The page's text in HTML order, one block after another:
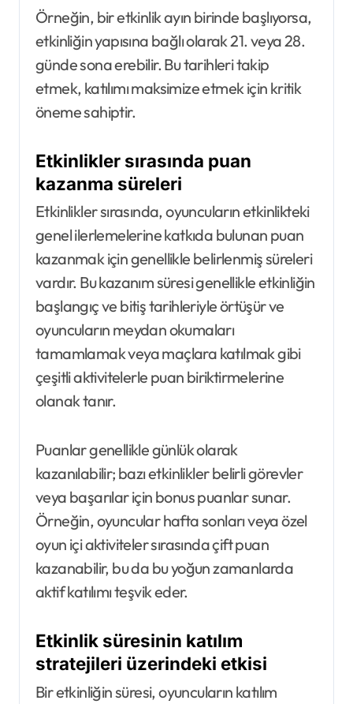
Örneğin, bir etkinlik ayın birinde başlıyorsa,
etkinliğin yapısına bağlı olarak 21. veya 28.
günde sona erebilir. Bu tarihleri takip
etmek, katılımı maksimize etmek için kritik
öneme sahiptir.
Etkinlikler sırasında puan
kazanma süreleri
Etkinlikler sırasında, oyuncuların etkinlikteki
genel ilerlemelerine katkıda bulunan puan
kazanmak için genellikle belirlenmiş süreleri
vardır. Bu kazanım süresi genellikle etkinliğin
başlangıç ve bitiş tarihleriyle örtüşür ve
oyuncuların meydan okumaları
tamamlamak veya maçlara katılmak gibi
çeşitli aktivitelerle puan biriktirmelerine
olanak tanır.
Puanlar genellikle günlük olarak
kazanılabilir; bazı etkinlikler belirli görevler
veya başarılar için bonus puanlar sunar.
Örneğin, oyuncular hafta sonları veya özel
oyun içi aktiviteler sırasında çift puan
kazanabilir, bu da bu yoğun zamanlarda
aktif katılımı teşvik eder.
Etkinlik süresinin katılım
stratejileri üzerindeki etkisi
Bir etkinliğin süresi, oyuncuların katılım